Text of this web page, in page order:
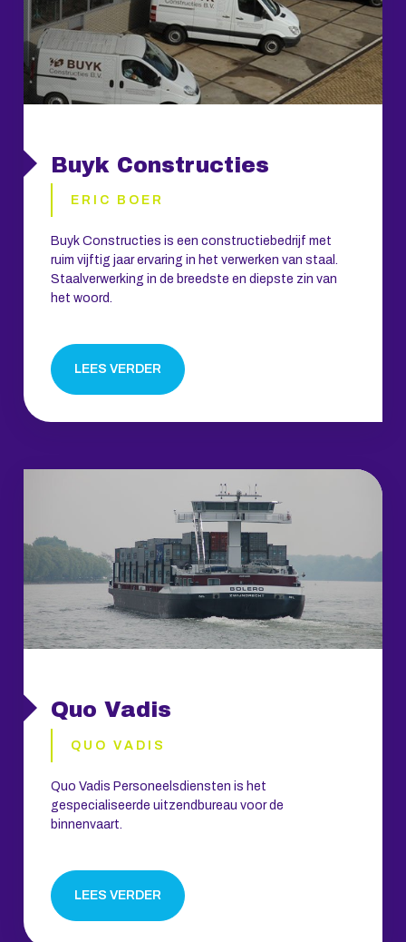
Buyk Constructies
ERIC BOER
Buyk Constructies is een constructiebedrijf met
ruim vijftig jaar ervaring in het verwerken van staal.
Staalverwerking in de breedste en diepste zin van
het woord.
LEES VERDER
Quo Vadis
QUO VADIS
Quo Vadis Personeelsdiensten is het
gespecialiseerde uitzendbureau voor de
binnenvaart.
LEES VERDER